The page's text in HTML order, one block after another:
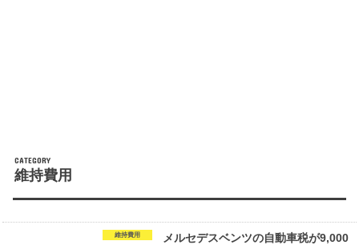
維持費用
維持費用 メルセデスベンツの自動車税が9,000